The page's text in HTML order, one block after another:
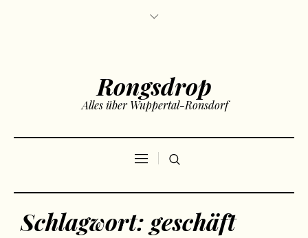
Rongsdrop
Alles über Wuppertal-Ronsdorf
Schlagwort: geschäft